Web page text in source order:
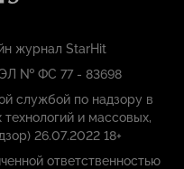
журнал StarHit
ЭЛ № ФС 77 - 83698
службой по надзору в
и массовых,
26.07.2022 18+
ответственностью